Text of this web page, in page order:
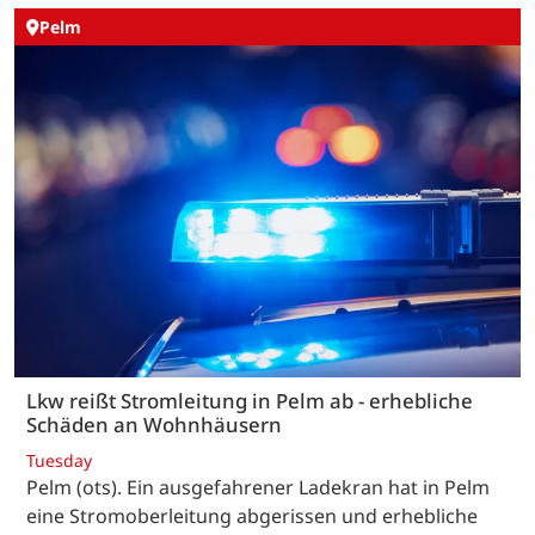
Pelm
Lkw reißt Stromleitung in Pelm ab - erhebliche
Schäden an Wohnhäusern
Tuesday
Pelm (ots). Ein ausgefahrener Ladekran hat in Pelm
eine Stromoberleitung abgerissen und erhebliche